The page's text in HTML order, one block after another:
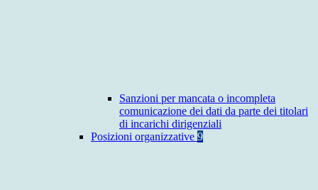
Sanzioni per mancata o incompleta
comunicazione dei dati da parte dei titolari
di incarichi dirigenziali
Posizioni organizzative 9